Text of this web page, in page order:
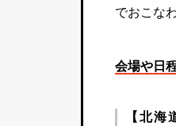
でおこな
会場や日
【北